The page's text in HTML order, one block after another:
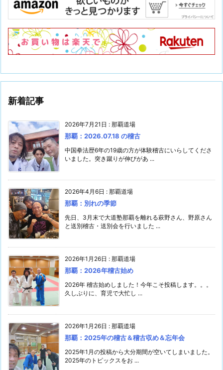
新着記事
2026年7月21日 : 那覇道場
那覇：2026.07.18 の稽古
中国拳法歴6年の19歳の方が体験稽古にいらしてくださ
いました。突き蹴りが伸びがあ ...
2026年4月6日 : 那覇道場
那覇：別れの季節
先日、3月末で大道塾那覇を離れる萩野さん、野原さん
と送別稽古・送別会を行いました ...
2026年1月26日 : 那覇道場
那覇：2026年稽古始め
2026年 稽古始めしました！今年こそ投稿します。。。
久しぶりに、育児で大忙し ...
2026年1月26日 : 那覇道場
那覇：2025年の稽古＆稽古収め＆忘年会
2025年1月の投稿から大分期間が空いてしまいました。
2025年のトピックスをお ...